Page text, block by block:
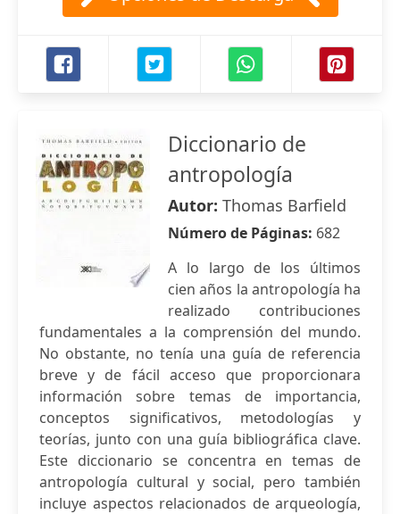
Diccionario de
antropología
Autor: Thomas Barfield
Número de Páginas: 682
A lo largo de los últimos
cien años la antropología ha
realizado contribuciones
fundamentales a la comprensión del mundo.
No obstante, no tenía una guía de referencia
breve y de fácil acceso que proporcionara
información sobre temas de importancia,
conceptos significativos, metodologías y
teorías, junto con una guía bibliográfica clave.
Este diccionario se concentra en temas de
antropología cultural y social, pero también
incluye aspectos relacionados de arqueología,